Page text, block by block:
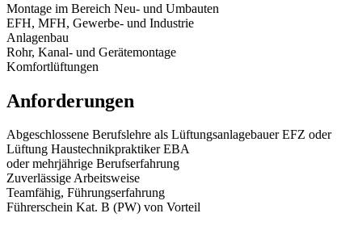
Montage im Bereich Neu- und Umbauten
EFH, MFH, Gewerbe- und Industrie
Anlagenbau
Rohr, Kanal- und Gerätemontage
Komfortlüftungen
Anforderungen
Abgeschlossene Berufslehre als Lüftungsanlagebauer EFZ oder
Lüftung Haustechnikpraktiker EBA
oder mehrjährige Berufserfahrung
Zuverlässige Arbeitsweise
Teamfähig, Führungserfahrung
Führerschein Kat. B (PW) von Vorteil